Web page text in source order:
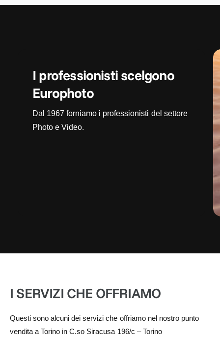
I professionisti scelgono
Europhoto
Dal 1967 forniamo i professionisti del settore
Photo e Video.
I SERVIZI CHE OFFRIAMO
Questi sono alcuni dei servizi che offriamo nel nostro punto
vendita a Torino in C.so Siracusa 196/c – Torino